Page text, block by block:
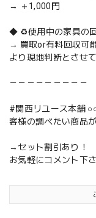
→ ＋1,000円
◆ ♻️使用中の家具の
→ 買取or有料回収可
より現地判断とさせ
－－－－－－－－－
#関西リユース本舗
客様の調べたい商品
→セット割引あり！
お気軽にコメント下さ